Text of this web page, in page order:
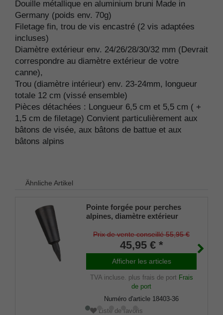
Douille métallique en aluminium bruni Made in
Germany (poids env. 70g)
Filetage fin, trou de vis encastré (2 vis adaptées
incluses)
Diamètre extérieur env. 24/26/28/30/32 mm (Devrait
correspondre au diamètre extérieur de votre
canne),
Trou (diamètre intérieur) env. 23-24mm, longueur
totale 12 cm (vissé ensemble)
Pièces détachées : Longueur 6,5 cm et 5,5 cm ( +
1,5 cm de filetage) Convient particulièrement aux
bâtons de visée, aux bâtons de battue et aux
bâtons alpins
Ähnliche Artikel
Pointe forgée pour perches
alpines, diamètre extérieur
Prix de vente conseillé 55,95 €
45,95 € *
Afficher les articles
TVA incluse. plus frais de port Frais
de port
Numéro d'article 18403-36
Liste de favoris